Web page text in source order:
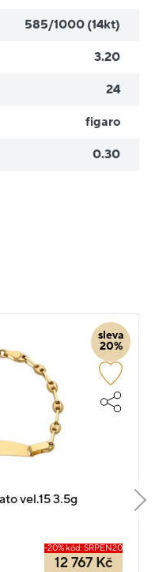
585/1000 (14kt)
3.20
24
figaro
0.30
sleva
20%
vel.15 3.5g
-20% kód: SRPEN20
12 767 Kč